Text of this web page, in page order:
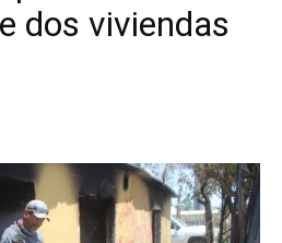
dos viviendas